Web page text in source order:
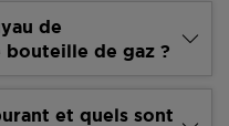
de
de gaz ?
et quels sont